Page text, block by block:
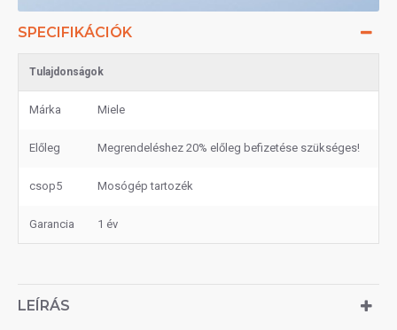
SPECIFIKÁCIÓK
Tulajdonságok
Márka Miele
Előleg Megrendeléshez 20% előleg befizetése szükséges!
csop5 Mosógép tartozék
Garancia 1 év
LEÍRÁS